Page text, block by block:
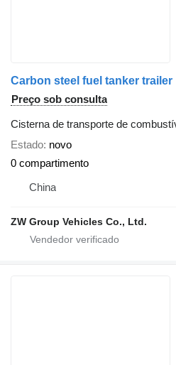
Carbon steel fuel tanker trailer​
Preço sob consulta
Cisterna de transporte de
Estado novo
0 compartimento
China
ZW Group Vehicles Co., Ltd.